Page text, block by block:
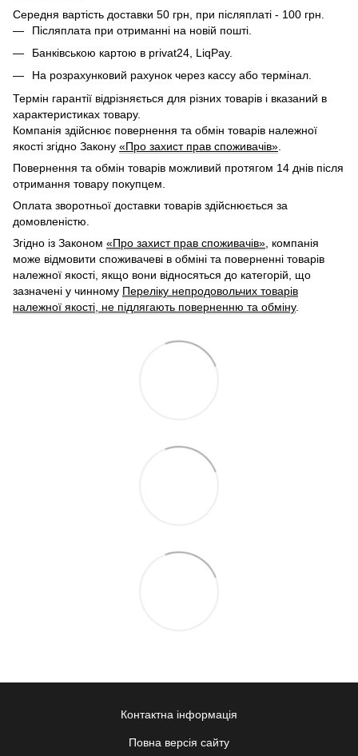
Середня вартість доставки 50 грн, при післяплаті - 100 грн.
Післяплата при отриманні на новій пошті.
Банківською картою в privat24, LiqPay.
На розрахунковий рахунок через кассу або термінал.
Термін гарантії відрізняється для різних товарів і вказаний в
характеристиках товару.
Компанія здійснює повернення та обмін товарів належної
якості згідно Закону «Про захист прав споживачів»
Повернення та обмін товарів можливий протягом 14 днів після
отримання товару покупцем.
Оплата зворотньої доставки товарів здійснюється за
домовленістю.
Згідно із Законом «Про захист прав споживачів» , компанія
може відмовити споживачеві в обміні та поверненні товарів
належної якості, якщо вони відносяться до категорій, що
зазначені у чинному Переліку непродовольчих товарів
належної якості, не підлягають поверненню та обміну.
Контактна інформація
Повна версія сайту